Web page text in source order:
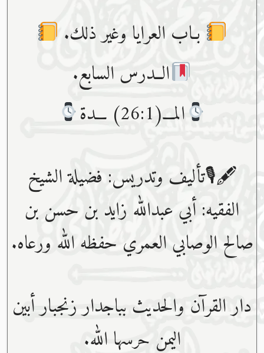
بـاب العرايا وغير ذلك.
الــدرس السابع.
المـــ(26:1) ـــدة
🖋🎙تأليف وتدريس: فضيلة الشيخ
الفقيه: أبي عبدﷲ زايد بن حسن بن
صالح الوصابي العمري حفظه ﷲ ورعاه.
دار القرآن والحديث بباجدار زنجبار أبين
اليمن حرسها الله.